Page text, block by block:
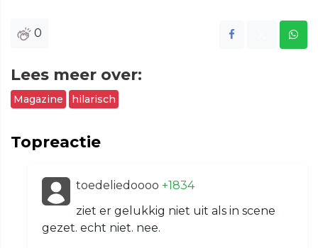
0
Lees meer over:
Magazine hilarisch
Topreactie
toedeliedoooo +1834
ziet er gelukkig niet uit als in scene
gezet. echt niet. nee.